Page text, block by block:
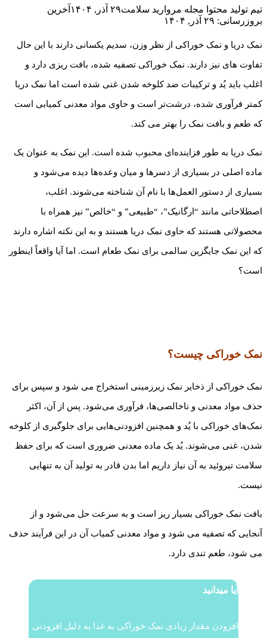
تیم تولید محتوا مجله مروارید سلامت۲۹ آذر, ۱۴۰۴
آخرین
بروزرسانی: ۲۹ آذر, ۱۴۰۴
نمک دریا و نمک خوراکی از نظر وزن، سدیم یکسانی دارند با این حال
تفاوت های نیز دارند. نمک خوراکی تصفیه شده، بافت ریزی دارد و
اغلب باید یُد و ترکیبات ضد کلوخه شدن غنی شده است اما نمک دریا
کمتر فرآوری شده، درشت‌تر است و حاوی مواد معدنی کمیابی است
که طعم و بافت نمک را بهتر می کند.
نمک دریا به طور فزاینده‌ای محبوب شده است. این نمک به عنوان یک
ماده اصلی در بسیاری از دسرها و میان وعده‌ها دیده می‌شود و
بسیاری از دستور العمل‌ها با نام آن شناخته می‌شوند. اغلب،
اصطلاحاتی مانند “ارگانیک”، “طبیعی” و “خالص” نیز همراه با
محصولاتی هستند که حاوی نمک دریا هستند و به این نکته اشاره دارند
که این نمک جایگزین سالمی برای نمک طعام است. اما آیا واقعاً اینطور
است؟
نمک خوراکی چیست؟
نمک خوراکی از ذخایر نمک زیرزمینی استخراج می شود و سپس برای
حذف مواد معدنی و ناخالصی‌ها، فرآوری می‌شود. پس از آن، اکثر
نمک‌های خوراکی با یُد و همچنین افزودنی‌هایی برای جلوگیری از کلوخه
شدن، غنی می‌شوند. یُد یک ماده معدنی ضروری است که برای حفظ
سلامت تیروئید به آن نیاز داریم اما بدن قادر به تولید آن به تنهایی
نیست.
بافت نمک خوراکی بسیار ریز است و به سرعت حل می‌شود و از
آنجایی که تصفیه می شود و مواد معدنی کمیاب آن در این فرآیند حذف
می شود، طعم تندی دارد.
آیا میدانید
افزودن مقدار زیادی نمک خوراکی به غذا به دلیل افزودنی